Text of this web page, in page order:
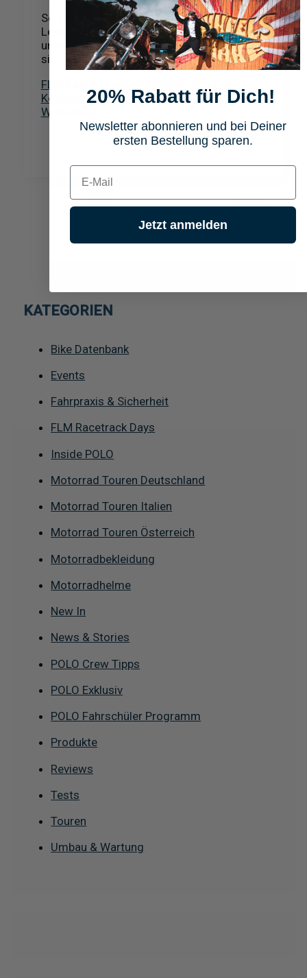
Seit einiger Zeit nutze ich die FLM Ramair
Leder/Textilhandschuhe bei
unterschiedlichsten Fahrten, und sie haben
sich als zuverlässiger und komfortabler
FLM Ramair Leder/Textilhandschuh kurz –
Komfort und Sicherheit für jede Fahrt
Weiterlesen »
1 2 Weiter→
KATEGORIEN
Bike Datenbank
Events
Fahrpraxis & Sicherheit
FLM Racetrack Days
Inside POLO
Motorrad Touren Deutschland
Motorrad Touren Italien
Motorrad Touren Österreich
Motorradbekleidung
Motorradhelme
New In
News & Stories
POLO Crew Tipps
POLO Exklusiv
POLO Fahrschüler Programm
Produkte
Reviews
Tests
Touren
Umbau & Wartung
20% Rabatt für Dich!
Newsletter abonnieren und bei Deiner
ersten Bestellung sparen.
E-mail
Jetzt anmelden